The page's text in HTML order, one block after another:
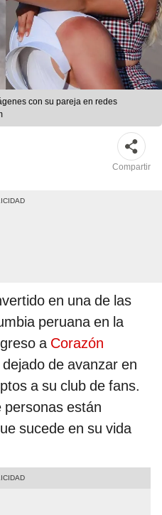
con su pareja en redes
Compartir
en una de las
peruana en la
a Corazón
de avanzar en
a su club de fans.
personas están
sucede en su vida